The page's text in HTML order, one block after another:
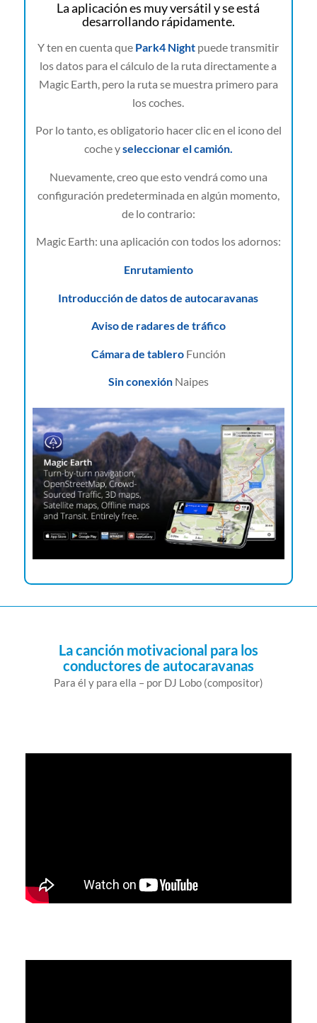
La aplicación es muy versátil y se está
desarrollando rápidamente.
Y ten en cuenta que Park4 Night puede transmitir
los datos para el cálculo de la ruta directamente a
Magic Earth, pero la ruta se muestra primero para
los coches.
Por lo tanto, es obligatorio hacer clic en el icono del
coche yseleccionar el camión.
Nuevamente, creo que esto vendrá como una
configuración predeterminada en algún momento,
de lo contrario:
Magic Earth: una aplicación con todos los adornos:
Enrutamiento
Introducción de datos de autocaravanas
Aviso de radares de tráfico
Cámara de tableroFunción
Sin conexiónNaipes
La canción motivacional para los
conductores de autocaravanas
Para él y para ella – por DJ Lobo (compositor)